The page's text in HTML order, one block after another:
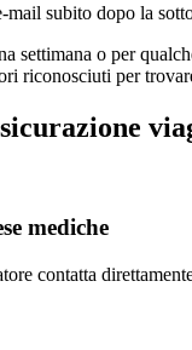
mail subito dopo la
settimana o per
riconosciuti per
mediche
contatta